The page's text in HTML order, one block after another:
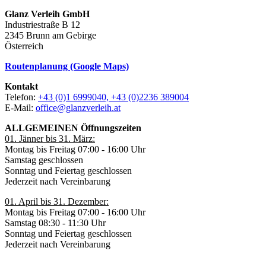
Glanz Verleih GmbH
Industriestraße B 12
2345 Brunn am Gebirge
Österreich
Routenplanung (Google Maps)
Kontakt
Telefon: +43 (0)1 6999040, +43 (0)2236 389004
E-Mail: office@glanzverleih.at
ALLGEMEINEN Öffnungszeiten
01. Jänner bis 31. März:
Montag bis Freitag 07:00 - 16:00 Uhr
Samstag geschlossen
Sonntag und Feiertag geschlossen
Jederzeit nach Vereinbarung
01. April bis 31. Dezember:
Montag bis Freitag 07:00 - 16:00 Uhr
Samstag 08:30 - 11:30 Uhr
Sonntag und Feiertag geschlossen
Jederzeit nach Vereinbarung